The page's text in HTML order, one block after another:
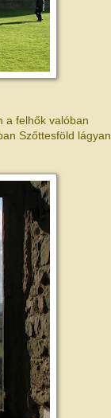
a felhők valóban
Szőttesföld lágyan